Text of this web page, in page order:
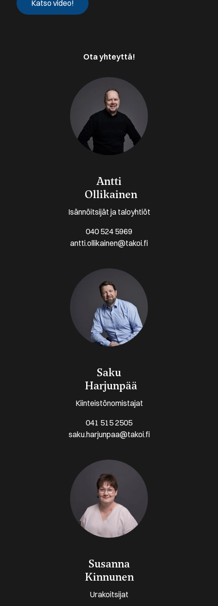
Ota yhteyttä!
Antti
Ollikainen
Isännöitsijät ja taloyhtiöt
040 524 5969
antti.ollikainen@takoi.fi
Saku
Harjunpää
Kiinteistönomistajat
041 515 2505
saku.harjunpaa@takoi.fi
Susanna
Kinnunen
Urakoitsijat